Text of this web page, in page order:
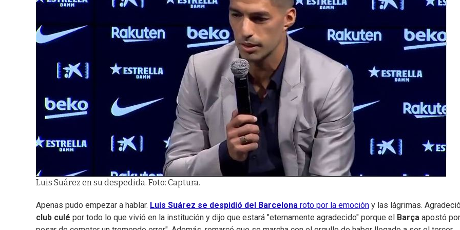
Luis Suárez en su despedida. Foto: Captura.
Apenas pudo empezar a hablar. Luis Suárez se despidió del Barcelona roto por la emoción y las lágrimas.
club culé por todo lo que vivió en la institución y dijo que estará "eternamente agradecido" porque el Barça apostó